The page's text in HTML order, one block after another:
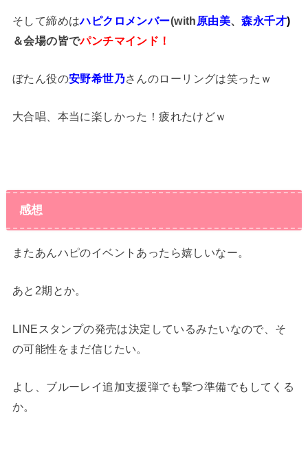
そして締めはハピクロメンバー(with 原由美、森永千才)
＆会場の皆でパンチマインド！
ぼたん役の安野希世乃さんのローリングは笑ったｗ
大合唱、本当に楽しかった！疲れたけどｗ
感想
またあんハピのイベントあったら嬉しいなー。
あと2期とか。
LINEスタンプの発売は決定しているみたいなので、そ
の可能性をまだ信じたい。
よし、ブルーレイ追加支援弾でも撃つ準備でもしてくる
か。